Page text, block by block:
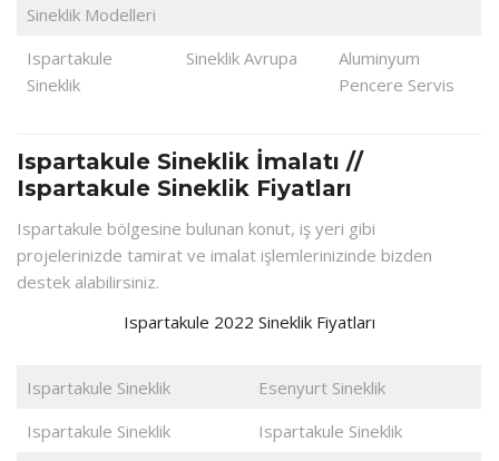
Sineklik Modelleri
Ispartakule
Sineklik
Sineklik Avrupa
Aluminyum
Pencere Servis
Ispartakule Sineklik İmalatı //
Ispartakule Sineklik Fiyatları
Ispartakule bölgesine bulunan konut, iş yeri gibi
projelerinizde tamirat ve imalat işlemlerinizinde bizden
destek alabilirsiniz.
Ispartakule 2022 Sineklik Fiyatları
Ispartakule Sineklik
Esenyurt Sineklik
Ispartakule Sineklik
Ispartakule Sineklik